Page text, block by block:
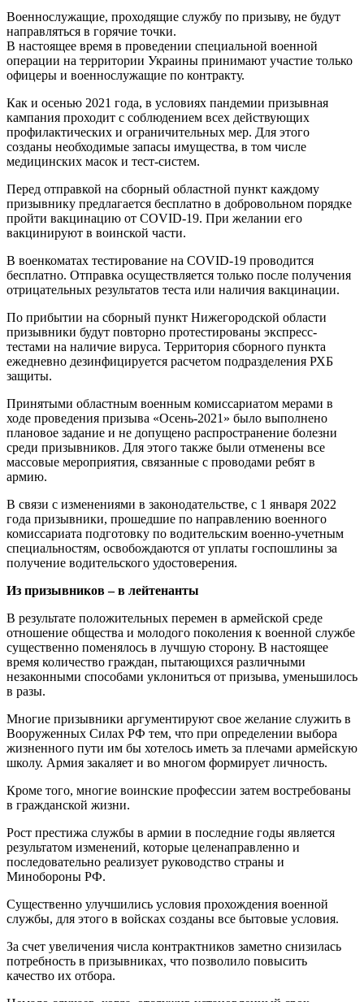
Военнослужащие, проходящие службу по призыву, не будут
направляться в горячие точки.
В настоящее время в проведении специальной военной
операции на территории Украины принимают участие только
офицеры и военнослужащие по контракту.
Как и осенью 2021 года, в условиях пандемии призывная
кампания проходит с соблюдением всех действующих
профилактических и ограничительных мер. Для этого
созданы необходимые запасы имущества, в том числе
медицинских масок и тест-систем.
Перед отправкой на сборный областной пункт каждому
призывнику предлагается бесплатно в добровольном порядке
пройти вакцинацию от COVID-19. При желании его
вакцинируют в воинской части.
В военкоматах тестирование на COVID-19 проводится
бесплатно. Отправка осуществляется только после получения
отрицательных результатов теста или наличия вакцинации.
По прибытии на сборный пункт Нижегородской области
призывники будут повторно протестированы экспресс-
тестами на наличие вируса. Территория сборного пункта
ежедневно дезинфицируется расчетом подразделения РХБ
защиты.
Принятыми областным военным комиссариатом мерами в
ходе проведения призыва «Осень-2021» было выполнено
плановое задание и не допущено распространение болезни
среди призывников. Для этого также были отменены все
массовые мероприятия, связанные с проводами ребят в
армию.
В связи с изменениями в законодательстве, с 1 января 2022
года призывники, прошедшие по направлению военного
комиссариата подготовку по водительским военно-учетным
специальностям, освобождаются от уплаты госпошлины за
получение водительского удостоверения.
Из призывников – в лейтенанты
В результате положительных перемен в армейской среде
отношение общества и молодого поколения к военной службе
существенно поменялось в лучшую сторону. В настоящее
время количество граждан, пытающихся различными
незаконными способами уклониться от призыва, уменьшилось
в разы.
Многие призывники аргументируют свое желание служить в
Вооруженных Силах РФ тем, что при определении выбора
жизненного пути им бы хотелось иметь за плечами армейскую
школу. Армия закаляет и во многом формирует личность.
Кроме того, многие воинские профессии затем востребованы
в гражданской жизни.
Рост престижа службы в армии в последние годы является
результатом изменений, которые целенаправленно и
последовательно реализует руководство страны и
Минобороны РФ.
Существенно улучшились условия прохождения военной
службы, для этого в войсках созданы все бытовые условия.
За счет увеличения числа контрактников заметно снизилась
потребность в призывниках, что позволило повысить
качество их отбора.